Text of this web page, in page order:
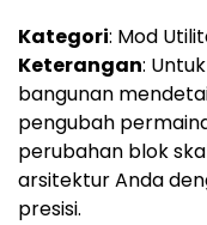
Kategori: Mod
Keterangan:
bangunan
pengubah
perubahan blok
arsitektur Anda
presisi.